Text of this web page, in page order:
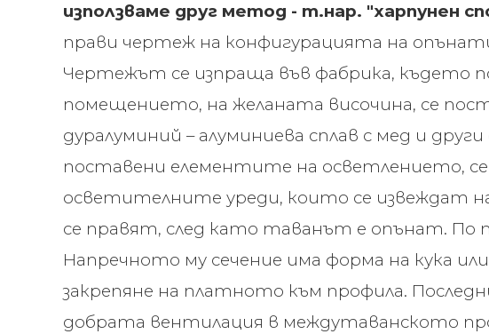
използваме друг метод - т.нар. "харпунен
прави чертеж на конфигурацията на
Чертежът се изпраща във фабрика, където
помещението, на желаната височина, се
дуралуминий – алуминиева сплав с мед и
поставени елементите на осветлението,
осветителните уреди, които се извеждат
се правят, след като таванът е опънат. По
Напречното му сечение има форма на кука
закрепяне на платното към профила.
добрата вентилация в междутаванското